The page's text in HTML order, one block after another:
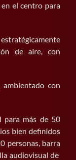
el centro para
de aire, con
con
para más de 50
bien definidos
personas, barra
audiovisual de